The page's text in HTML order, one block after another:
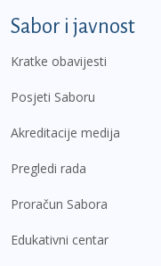
Sabor i javnost
Kratke obavijesti
Posjeti Saboru
Akreditacije medija
Pregledi rada
Proračun Sabora
Edukativni centar